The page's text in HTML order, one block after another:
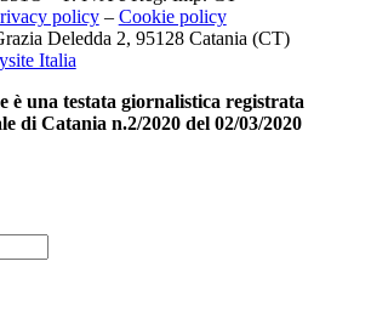
policy– Cookie policy
Deledda 2, 95128 Catania (CT)
è una testata giornalistica registrata
di Catania n.2/2020 del 02/03/2020